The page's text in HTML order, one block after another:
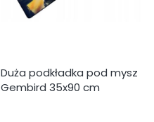
Duża podkładka pod mysz
Gembird 35x90 cm